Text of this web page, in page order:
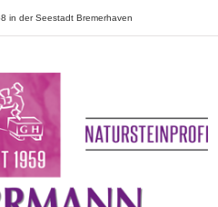
in der Seestadt Bremerhaven